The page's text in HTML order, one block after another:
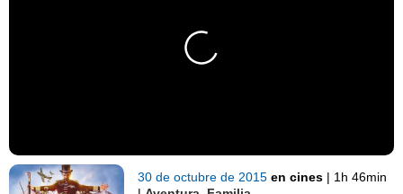
30 de octubre de 2015en cines | 1h 46min